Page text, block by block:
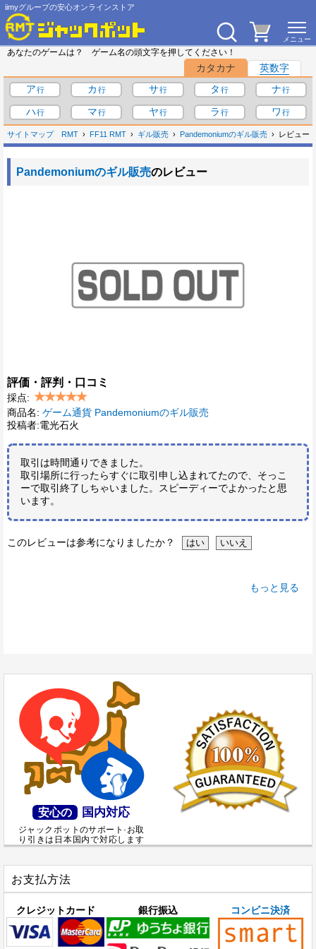
iimyグループの安心オンラインストア
あなたのゲームは？ ゲーム名の頭文字を押してください！
カタカナ
英数字
ア
カ サ タ
ナ
ハ
マ ヤ ラ ワ
サイトマップ RMT FF11 RMT ギル販売 Pandemoniumのギル販売 レビュー
Pandemoniumのギル販売のレビュー
評価・評判・口コミ
採点:
商品名: ゲーム通貨 Pandemoniumのギル販売
投稿者:電光石火
取引は時間通りできました。
取引場所に行ったらすぐに取引申し込まれてたので、そっこ
ーで取引終了しちゃいました。スピーディーでよかったと思
います。
このレビューは参考になりましたか？
もっと見る
安心の 国内対応
ジャックポットのサポート·お取
り引きは日本国内で対応します
お支払方法
クレジットカード 銀行振込 コンビニ決済